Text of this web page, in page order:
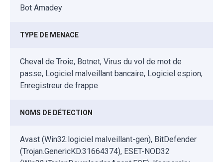
Bot Amadey
TYPE DE MENACE
Cheval de Troie, Botnet, Virus du vol de mot de
passe, Logiciel malveillant bancaire, Logiciel espion,
Enregistreur de frappe
NOMS DE DÉTECTION
Avast (Win32:logiciel malveillant-gen), BitDefender
(Trojan.GenericKD.31664374), ESET-NOD32